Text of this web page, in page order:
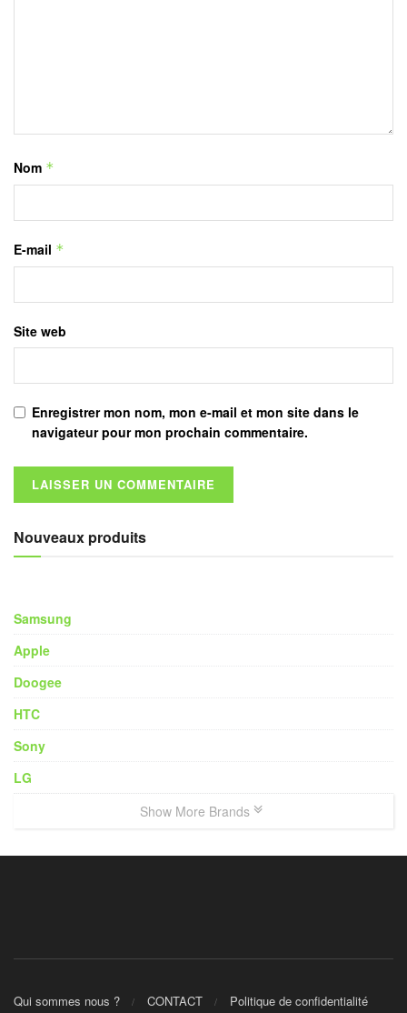
Nom *
E-mail *
Site web
Enregistrer mon nom, mon e-mail et mon site dans le
navigateur pour mon prochain commentaire.
Nouveaux produits
Samsung
Apple
Doogee
HTC
Sony
LG
Show More Brands
Qui sommes nous ? CONTACT Politique de confidentialité